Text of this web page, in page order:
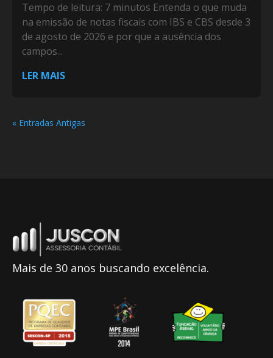
Tempo de leitura: 7 minutos Entenda o que muda
na emissão de notas fiscais com IBS e CBS desde 3
de agosto de 2026 e por que a ausência dos
campos...
LER MAIS
« Entradas Antigas
Mais de 30 anos buscando excelência.